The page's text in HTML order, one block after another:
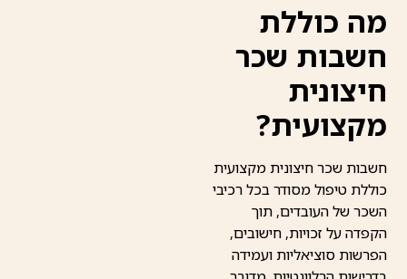
מה כוללת
חשבות שכר
חיצונית
מקצועית?
חשבות שכר חיצונית מקצועית
כוללת טיפול מסודר בכל רכיבי
השכר של העובדים, תוך
הקפדה על זכויות, חישובים,
הפרשות סוציאליות ועמידה